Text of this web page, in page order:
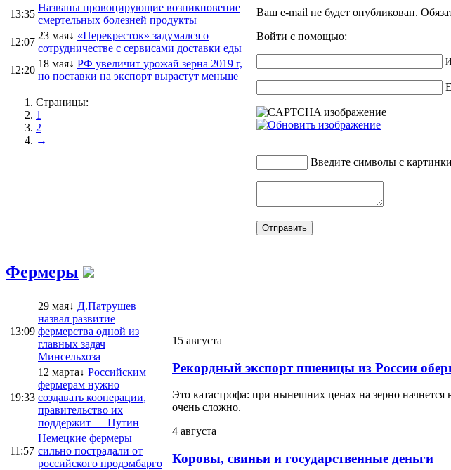
13:35
Названы провоцирующие возникновение
смертельных болезней продукты
12:07
23 мая↓ «Перекресток» задумался о
сотрудничестве с сервисами доставки еды
12:20
18 мая↓ РФ увеличит урожай зерна 2019 г,
но поставки на экспорт вырастут меньше
Страницы:
1
2
→
Ваш e-mail не будет опубликован.
Войти с помощью:
Введите символы с картинки
Фермеры
13:09
29 мая↓ Д.Патрушев
назвал развитие
фермерства одной из
главных задач
Минсельхоза
19:33
12 марта↓ Российским
фермерам нужно
создавать кооперации,
правительство их
поддержит — Путин
11:57
Немецкие фермеры
сильно пострадали от
российского продэмбарго
15 августа
Рекордный экспорт пшеницы из России
Это катастрофа: при нынешних ценах на зерно начнется
очень сложно.
4 августа
Коровы, свиньи и государственные деньги